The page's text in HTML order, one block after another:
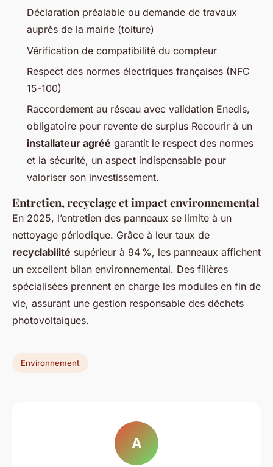
Déclaration préalable ou demande de travaux
auprès de la mairie (toiture)
Vérification de compatibilité du compteur
Respect des normes électriques françaises (NFC
15-100)
Raccordement au réseau avec validation Enedis,
obligatoire pour revente de surplus Recourir à un
installateur agréé garantit le respect des normes
et la sécurité, un aspect indispensable pour
valoriser son investissement.
Entretien, recyclage et impact environnemental
En 2025, l’entretien des panneaux se limite à un
nettoyage périodique. Grâce à leur taux de
recyclabilité supérieur à 94 %, les panneaux affichent
un excellent bilan environnemental. Des filières
spécialisées prennent en charge les modules en fin de
vie, assurant une gestion responsable des déchets
photovoltaiques.
Environnement
A